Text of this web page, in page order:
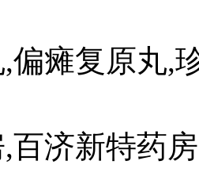
偏瘫复原丸,
百济新特药